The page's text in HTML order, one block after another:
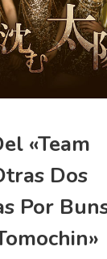
«Team
Dos
Por